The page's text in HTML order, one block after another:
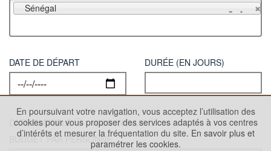
Sénégal
DATE DE DÉPART
DATE FLEXIBLE VOLS INCLUS
DURÉE (EN JOURS)
BUDGET PAR PERSONNE
En poursuivant votre navigation, vous acceptez l’utilisation des
cookies pour vous proposer des services adaptés à vos centres
d’intérêts et mesurer la fréquentation du site. En savoir plus et
paramétrer les cookies.